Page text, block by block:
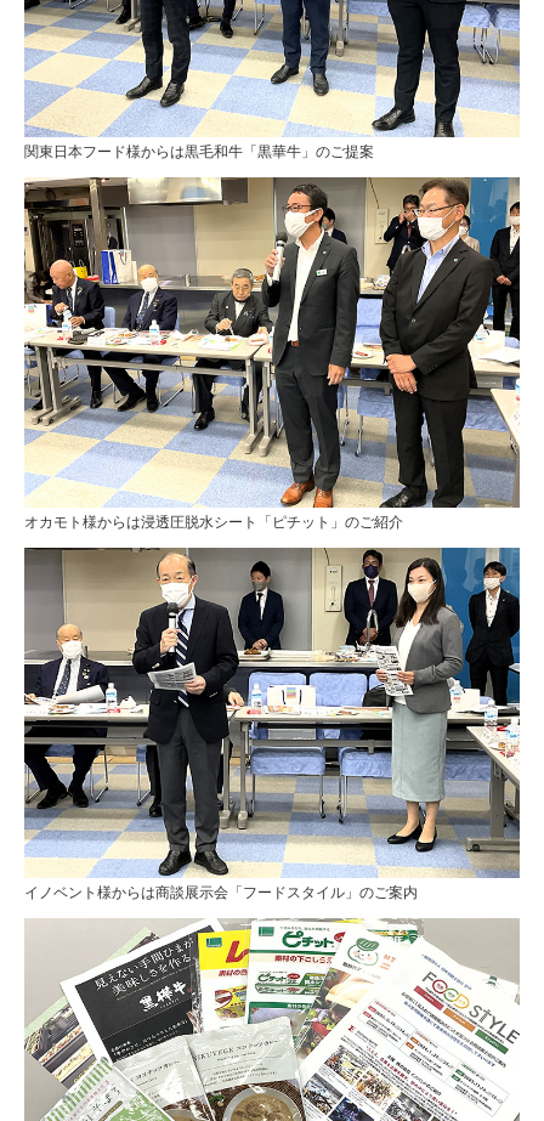
関東日本フード様からは黒毛和牛「黒華牛」のご提案
オカモト様からは浸透圧脱水シート「ピチット」のご紹介
イノベント様からは商談展示会「フードスタイル」のご案内